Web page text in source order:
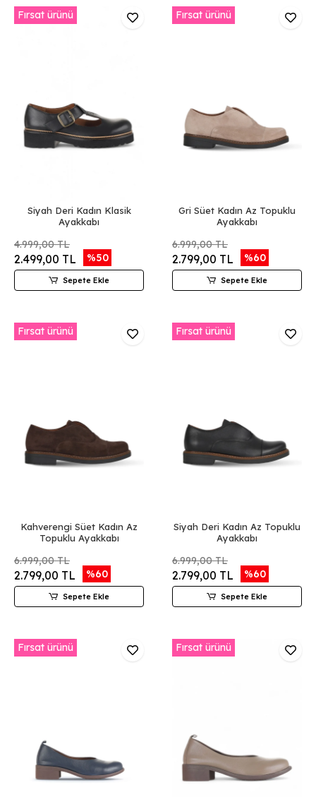
Fırsat ürünü
Siyah Deri Kadın Klasik
Ayakkabı
4.999,00 TL
2.499,00 TL %50
Sepete Ekle
Fırsat ürünü
Gri Süet Kadın Az Topuklu
Ayakkabı
6.999,00 TL
2.799,00 TL %60
Sepete Ekle
Fırsat ürünü
Kahverengi Süet Kadın Az
Topuklu Ayakkabı
6.999,00 TL
2.799,00 TL %60
Sepete Ekle
Fırsat ürünü
Siyah Deri Kadın Az Topuklu
Ayakkabı
6.999,00 TL
2.799,00 TL %60
Sepete Ekle
Fırsat ürünü Fırsat ürünü